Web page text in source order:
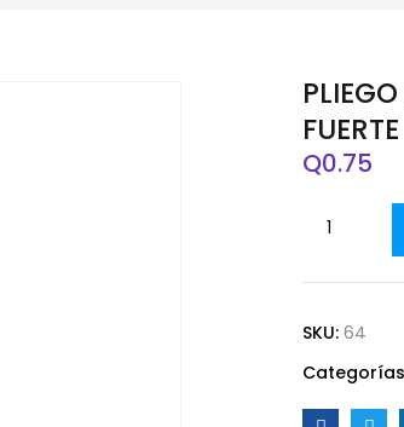
FUERTE
Q0.75
SKU: 64